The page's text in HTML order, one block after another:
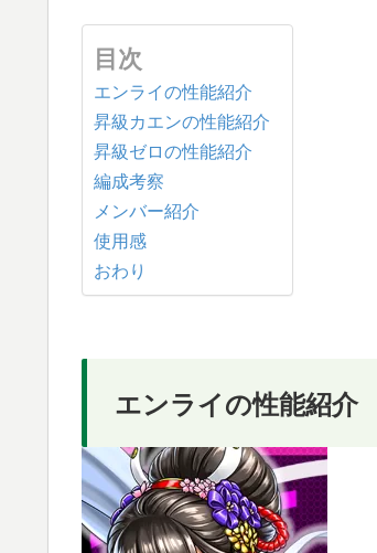
目次
エンライの性能紹介
昇級カエンの性能紹介
昇級ゼロの性能紹介
編成考察
メンバー紹介
使用感
おわり
エンライの性能紹介